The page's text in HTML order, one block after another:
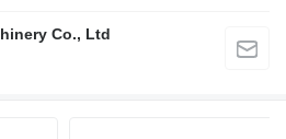
Co., Ltd